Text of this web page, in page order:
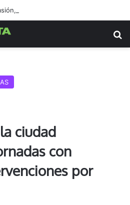
ciudad
con
por